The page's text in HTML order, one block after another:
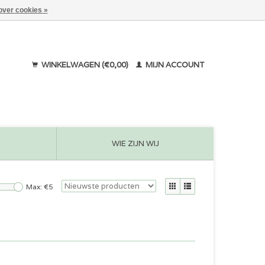
WINKELWAGEN (€0,00) MIJN ACCOUNT
WIE ZIJN WIJ
Max: €5
cookies »